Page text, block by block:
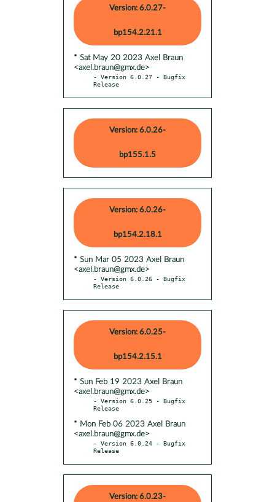
Version: 6.0.27-
bp154.2.21.1
* Sat May 20 2023 Axel Braun
<axel.braun@gmx.de>
- Version 6.0.27 - Bugfix
Release
Version: 6.0.26-
bp155.1.5
Version: 6.0.26-
bp154.2.18.1
* Sun Mar 05 2023 Axel Braun
<axel.braun@gmx.de>
- Version 6.0.26 - Bugfix
Release
Version: 6.0.25-
bp154.2.15.1
* Sun Feb 19 2023 Axel Braun
<axel.braun@gmx.de>
- Version 6.0.25 - Bugfix
* Mon Feb 06 2023 Axel Braun
<axel.braun@gmx.de>
- Version 6.0.24 - Bugfix
Release
Version: 6.0.23-